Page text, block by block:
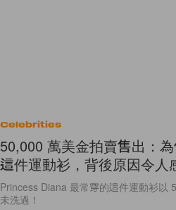
Celebrities
50,000 萬美金拍賣售出：
這件運動衫，背後原因令人
Princess Diana 最常穿的這件運動衫以
未洗過！